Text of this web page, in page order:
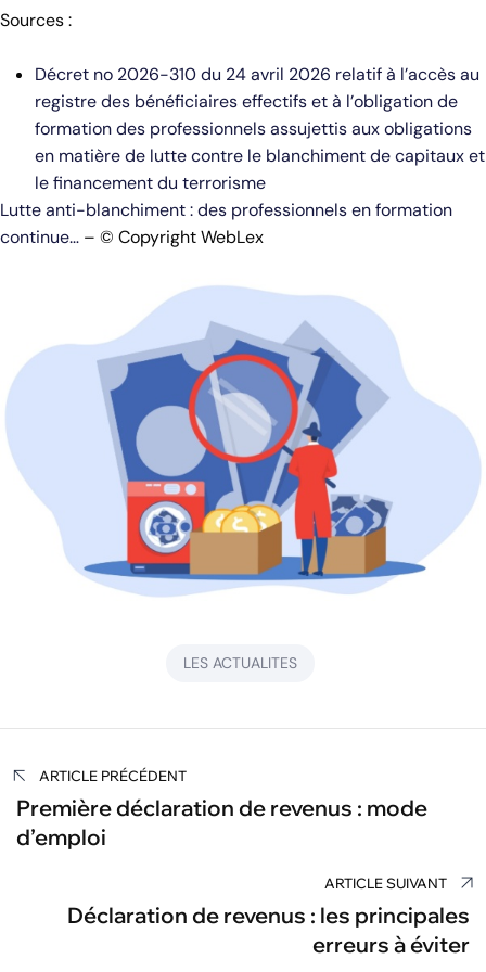
Sources :
Décret no 2026-310 du 24 avril 2026 relatif à l’accès au
registre des bénéficiaires effectifs et à l’obligation de
formation des professionnels assujettis aux obligations
en matière de lutte contre le blanchiment de capitaux et
le financement du terrorisme
Lutte anti-blanchiment : des professionnels en formation
continue… – © Copyright WebLex
LES ACTUALITES
Navigation
de
l’article
ARTICLE PRÉCÉDENT
Première déclaration de revenus : mode
d’emploi
ARTICLE SUIVANT
Déclaration de revenus : les principales
erreurs à éviter